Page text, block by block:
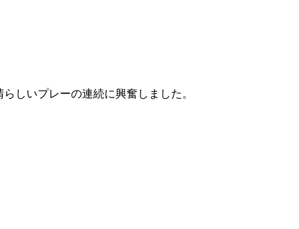
しいプレーの連続に興奮しました。